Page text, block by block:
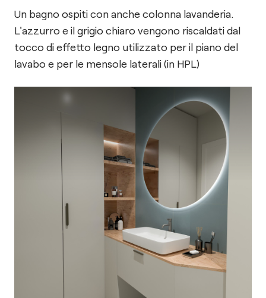
Un bagno ospiti con anche colonna lavanderia.
L'azzurro e il grigio chiaro vengono riscaldati dal
tocco di effetto legno utilizzato per il piano del
lavabo e per le mensole laterali (in HPL)